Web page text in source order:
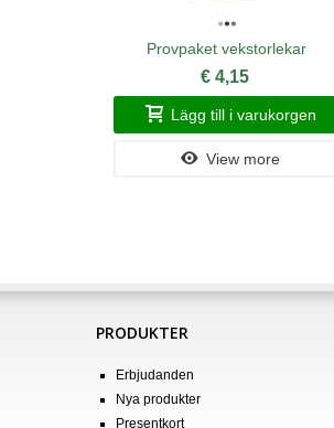
Provpaket vekstorlekar
€ 4,15
Lägg till i varukorgen
View more
PRODUKTER
Erbjudanden
Nya produkter
Presentkort